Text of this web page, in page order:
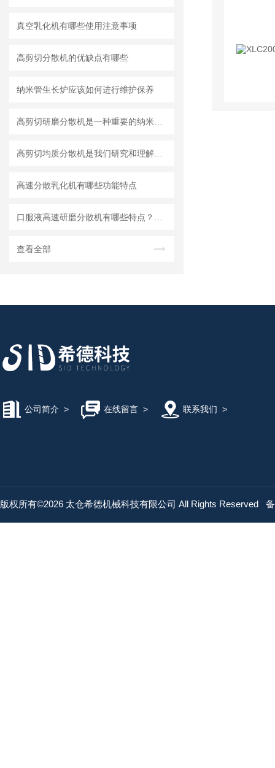
真空乳化机有哪些使用注意事项
高剪切分散机的优缺点有哪些
纳米管生长炉应该如何进行维护保养
高速分散乳化机有哪些功能特点
查看全部
公司简介 > 在线留言> 联系我们 >
版权所有©2026 太仓希德机械科技有限公司 All Rights Reserved